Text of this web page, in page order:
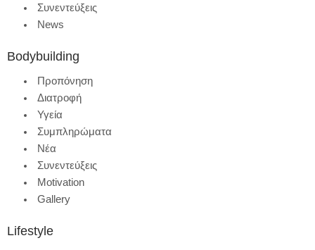
Συνεντεύξεις
News
Bodybuilding
Προπόνηση
Διατροφή
Υγεία
Συμπληρώματα
Νέα
Συνεντεύξεις
Motivation
Gallery
Lifestyle